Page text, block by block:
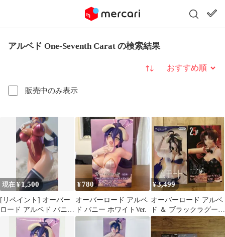
アルベド One-Seventh Carat の検索結果
販売中のみ表示
並び替え
現在 ¥1,500
[リペイント] オーバー
ロード アルベド バニー
¥780
オーバーロード アルベ
ド バニー ホワイトVer.
¥3,499
オーバーロード アルベ
ド ＆ ブラックラグーン
レヴィ フィギュア 2種
セット